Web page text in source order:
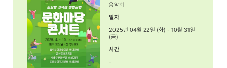
음악회
일자
2025년 04월 22일 (화) - 10월 31일
(금)
시간
-